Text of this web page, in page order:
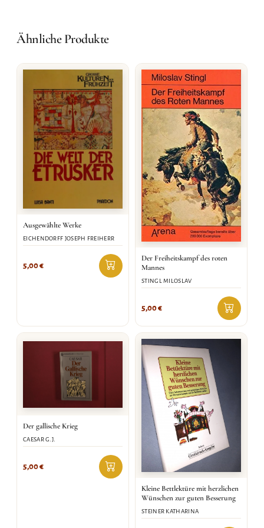
Ähnliche Produkte
Ausgewählte Werke
EICHENDORFF JOSEPH FREIHERR
5,00€
Der Freiheitskampf des roten
Mannes
STINGL MILOSLAV
5,00€
Der gallische Krieg
CAESAR G.J.
5,00€
Kleine Bettlektüre mit herzlichen
Wünschen zur guten Besserung
STEINER KATHARINA